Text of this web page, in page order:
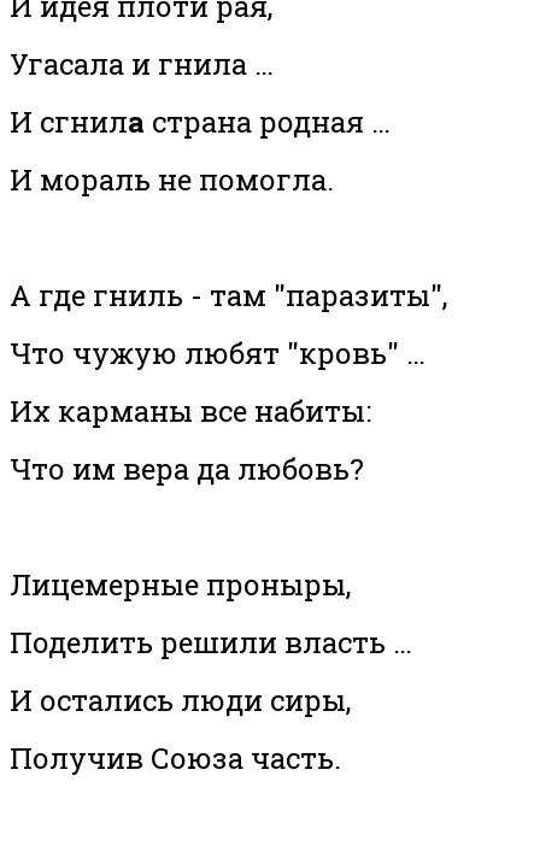
Угасала и гнила …
И сгнила страна родная …
И мораль не помогла.
А где гниль - там "паразиты",
Что чужую любят "кровь" …
Их карманы все набиты:
Что им вера да любовь?
Лицемерные проныры,
Поделить решили власть …
И остались люди сиры,
Получив Союза часть.